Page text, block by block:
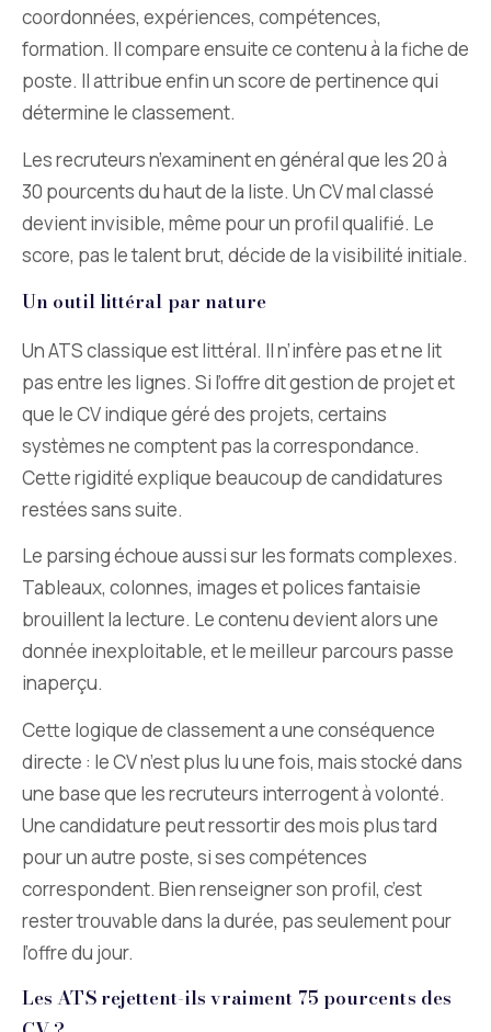
coordonnées, expériences, compétences,
formation. Il compare ensuite ce contenu à la fiche de
poste. Il attribue enfin un score de pertinence qui
détermine le classement.
Les recruteurs n’examinent en général que les 20 à
30 pourcents du haut de la liste. Un CV mal classé
devient invisible, même pour un profil qualifié. Le
score, pas le talent brut, décide de la visibilité initiale.
Un outil littéral par nature
Un ATS classique est littéral. Il n’infère pas et ne lit
pas entre les lignes. Si l’offre dit gestion de projet et
que le CV indique géré des projets, certains
systèmes ne comptent pas la correspondance.
Cette rigidité explique beaucoup de candidatures
restées sans suite.
Le parsing échoue aussi sur les formats complexes.
Tableaux, colonnes, images et polices fantaisie
brouillent la lecture. Le contenu devient alors une
donnée inexploitable, et le meilleur parcours passe
inaperçu.
Cette logique de classement a une conséquence
directe : le CV n’est plus lu une fois, mais stocké dans
une base que les recruteurs interrogent à volonté.
Une candidature peut ressortir des mois plus tard
pour un autre poste, si ses compétences
correspondent. Bien renseigner son profil, c’est
rester trouvable dans la durée, pas seulement pour
l’offre du jour.
Les ATS rejettent-ils vraiment 75 pourcents des